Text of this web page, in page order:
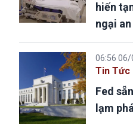
hiến
ngại
06:56
Tin Tức
Fed
lạm